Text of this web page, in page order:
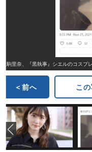
生駒里奈、『黒執事』シエルのコス
＜前へ こ